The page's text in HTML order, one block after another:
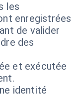
les
enregistrées
de valider
des
et exécutée
identité